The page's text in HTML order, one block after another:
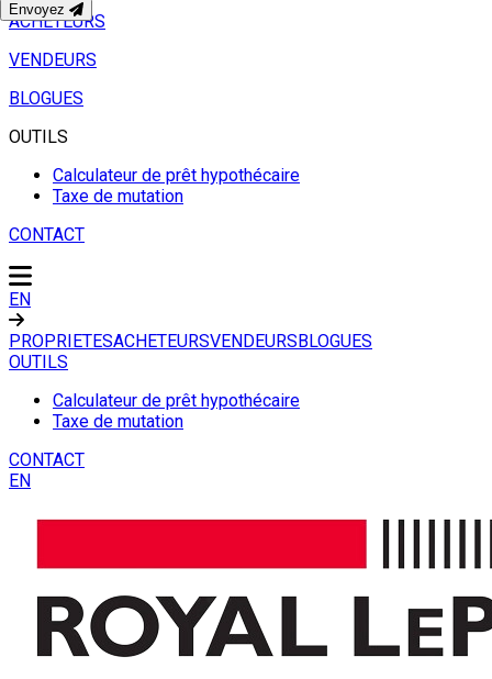
ACHETEURS
VENDEURS
BLOGUES
OUTILS
Calculateur de prêt hypothécaire
Taxe de mutation
CONTACT
EN
PROPRIETESACHETEURSVENDEURSBLOGUES
OUTILS
Calculateur de prêt hypothécaire
Taxe de mutation
CONTACT
EN
Envoyez